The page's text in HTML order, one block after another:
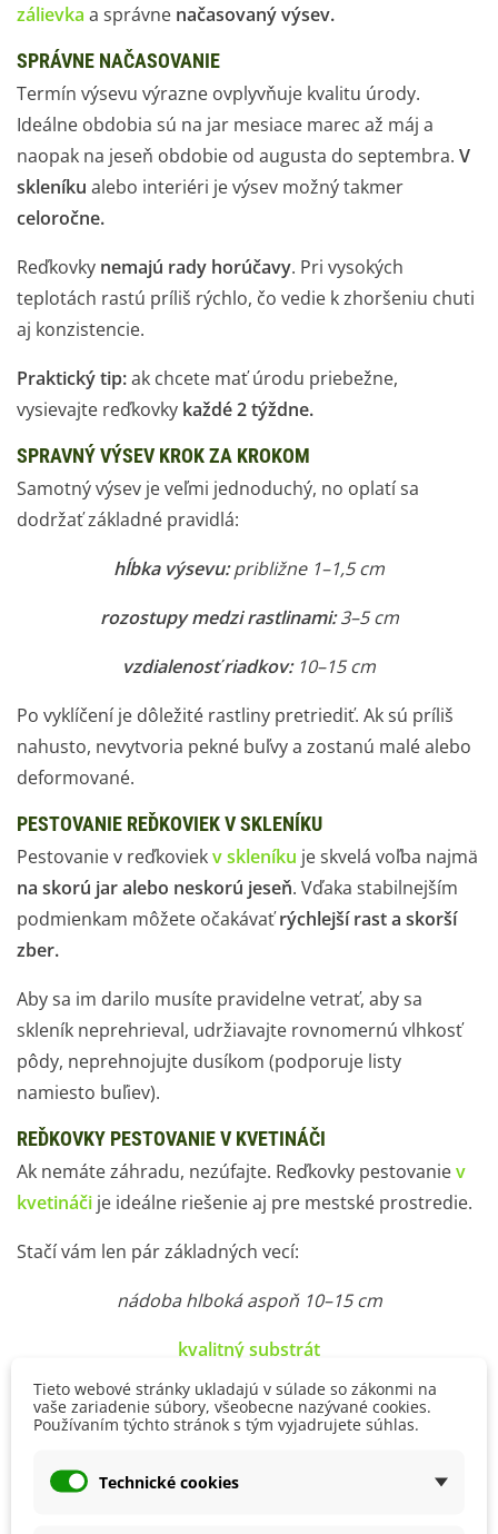
zálievka a správne načasovaný výsev.
SPRÁVNE NAČASOVANIE
Termín výsevu výrazne ovplyvňuje kvalitu úrody.
Ideálne obdobia sú na jar mesiace marec až máj a
naopak na jeseň obdobie od augusta do septembra. V
skleníku alebo interiéri je výsev možný takmer
celoročne.
Reďkovky nemajú rady horúčavy. Pri vysokých
teplotách rastú príliš rýchlo, čo vedie k zhoršeniu chuti
aj konzistencie.
Praktický tip:ak chcete mať úrodu priebežne,
vysievajte reďkovky každé 2 týždne.
SPRAVNÝ VÝSEV KROK ZA KROKOM
Samotný výsev je veľmi jednoduchý, no oplatí sa
dodržať základné pravidlá:
hĺbka výsevu:približne 1–1,5 cm
rozostupy medzi rastlinami:3–5 cm
vzdialenosť riadkov:10–15 cm
Po vyklíčení je dôležité rastliny pretriediť. Ak sú príliš
nahusto, nevytvoria pekné buľvy a zostanú malé alebo
deformované.
PESTOVANIE REĎKOVIEK V SKLENÍKU
Pestovanie v reďkoviekv skleníku je skvelá voľba najmä
na skorú jar alebo neskorú jeseň. Vďaka stabilnejším
podmienkam môžete očakávaťrýchlejší rast a skorší
zber.
Aby sa im darilo musíte pravidelne vetrať, aby sa
skleník neprehrieval, udržiavajte rovnomernú vlhkosť
pôdy, neprehnojujte dusíkom (podporuje listy
namiesto buľiev).
REĎKOVKY PESTOVANIE V KVETINÁČI
Ak nemáte záhradu, nezúfajte. Reďkovky pestovaniev
kvetináči je ideálne riešenie aj pre mestské prostredie.
Stačí vám len pár základných vecí:
nádoba hlboká aspoň 10–15 cm
kvalitný substrát
slnečné stanovište
vďaka rýchlemu rastu vás okamžite motivujú
Tieto webové stránky ukladajú v súlade so zákonmi na
vaše zariadenie súbory, všeobecne nazývané cookies.
Používaním týchto stránok s tým vyjadrujete súhlas.
Technické cookies